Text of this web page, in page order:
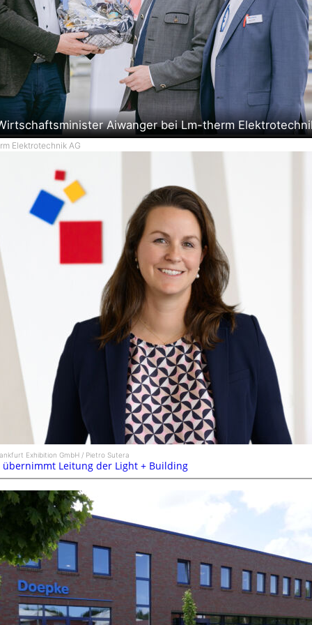
Aiwanger bei Lm-therm
Elektrotechnik AG
Exhibition GmbH / Pietro Sutera
übernimmt Leitung der Light + Building